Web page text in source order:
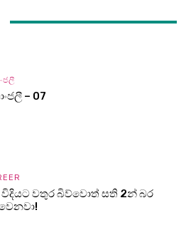
– 07
විදියට වතුර බිව්වොත් සති 2න් බර